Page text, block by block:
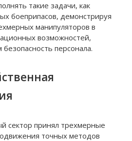
такие задачи, как
боеприпасов, демонстрируя
манипуляторов в
возможностей,
персонала.
сектор принял трехмерные
точных методов